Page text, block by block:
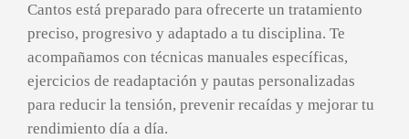
Cantos está preparado para ofrecerte un tratamiento
preciso, progresivo y adaptado a tu disciplina. Te
acompañamos con técnicas manuales específicas,
ejercicios de readaptación y pautas personalizadas
para reducir la tensión, prevenir recaídas y mejorar tu
rendimiento día a día.